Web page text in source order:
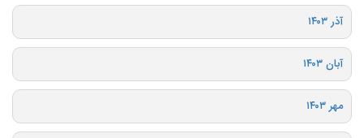
آذر ۱۴۰۳
آبان ۱۴۰۳
مهر ۱۴۰۳